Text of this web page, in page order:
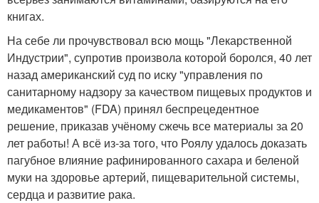
книгах.
На себе ли прочувствовал всю мощь "Лекарственной
Индустрии", супротив произвола которой боролся, 40 лет
назад американский суд по иску "управления по
санитарному надзору за качеством пищевых продуктов и
медикаментов" (FDA) принял беспрецедентное
решение, приказав учёному сжечь все материалы за 20
лет работы! А всё из-за того, что Роялу удалось доказать
пагубное влияние рафинированного сахара и беленой
муки на здоровье артерий, пищеварительной системы,
сердца и развитие рака.